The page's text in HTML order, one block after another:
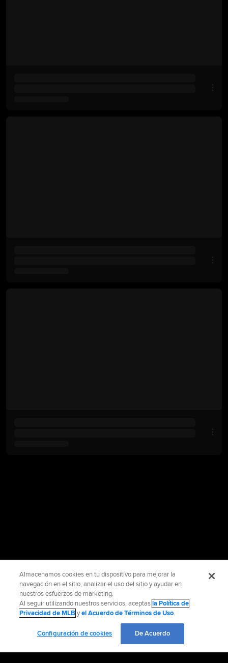
Almacenamos cookies en tu dispositivo para mejorar la
navegación en el sitio, analizar el uso del sitio y ayudar en
nuestros esfuerzos de marketing.
Al seguir utilizando nuestros servicios, aceptasla Política de
Privacidad de MLB yel Acuerdo de Términos de Uso.
Configuración de cookies De Acuerdo